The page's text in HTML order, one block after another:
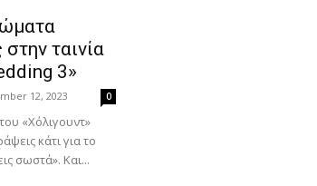
ταινία
3»
12, 2023 0
«Χόλιγουντ»
κάτι για το
σωστά». Και...